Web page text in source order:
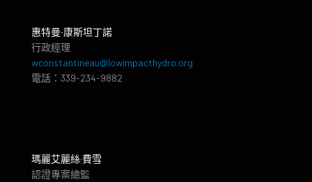
惠特曼‧康斯坦丁諾
行政經理
wconstantineau@lowimpacthydro.org
電話：339-234-9882
瑪麗艾麗絲·費雪
認證專案總監